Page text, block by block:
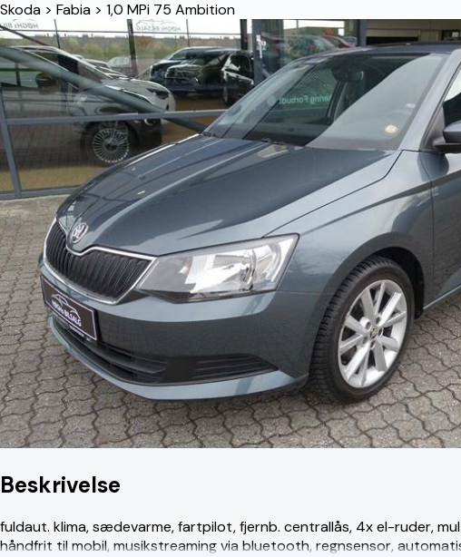
Skoda > Fabia > 1,0 MPi 75 Ambition
Beskrivelse
fuldaut. klima, sædevarme, fartpilot, fjernb. centrallås, 4x el-ruder,
håndfrit til mobil, musikstreaming via bluetooth, regnsensor,